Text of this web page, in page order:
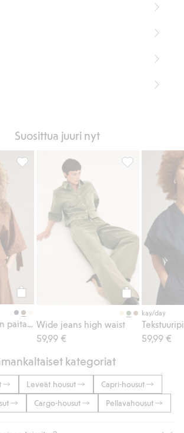
Suosittua juuri nyt
Osta
Tekstuuripintainen paitapusero
Tekstuuripintainen paitapusero, Lisää
Osta
Wide jeans high waist
59,99 €
Wide jeans
kay/day
59,99 €
kategoriat
Leveät housut
Capri-housut
Cargo-housut Pellavahousut